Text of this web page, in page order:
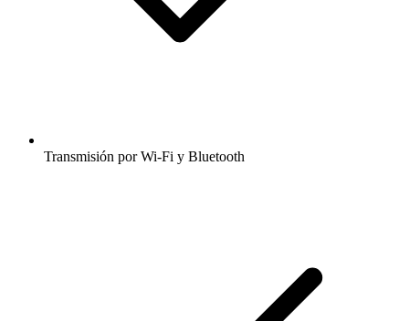
Transmisión por Wi-Fi y Bluetooth